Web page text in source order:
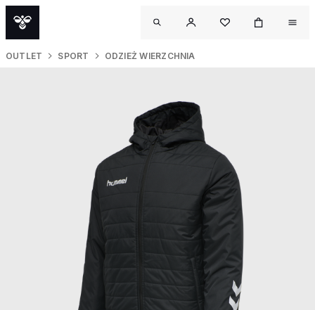
OUTLET SPORT ODZIEŻ WIERZCHNIA